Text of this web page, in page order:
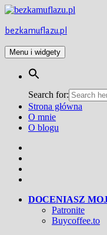
Przejdź
treści
bezkamuflazu.pl
Menu i widgety
Search for:
Strona główna
O mnie
O blogu
DOCENIASZ
Patronite
Buycoffee.to